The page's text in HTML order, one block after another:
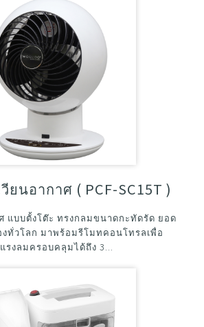
นอากาศ ( PCF-SC15T )
แบบตั้งโต๊ะ ทรงกลมขนาดกะทัดรัด ยอด
งทั่วโลก มาพร้อมรีโมทคอนโทรลเพื่อ
รงลมครอบคลุมได้ถึง 3...